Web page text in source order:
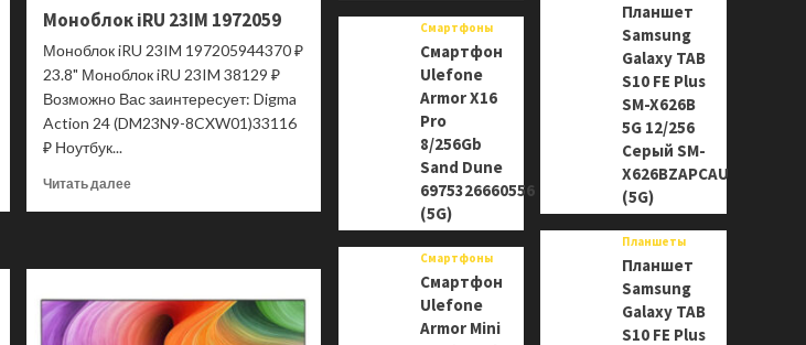
Моноблок iRU 23IM 1972059
Моноблок iRU 23IM 197205944370 ₽
23.8" Моноблок iRU 23IM 38129 ₽
Возможно Вас заинтересует: Digma
Action 24 (DM23N9-8CXW01)33116
₽ Ноутбук...
Читать далееПрочитать
1972059
Смартфоны
Смартфон
Ulefone
Armor X16
Pro
8/256Gb
Sand Dune
6975326660556
(5G)
Смартфоны
Смартфон
Ulefone
Armor Mini
Планшет
Samsung
Galaxy TAB
S10 FE Plus
SM-X626B
5G 12/256
Серый SM-
X626BZAPCAU
(5G)
Планшеты
Планшет
Samsung
Galaxy TAB
S10 FE Plus